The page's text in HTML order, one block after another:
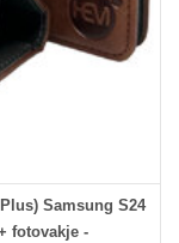
Samsung S24
fotovakje -